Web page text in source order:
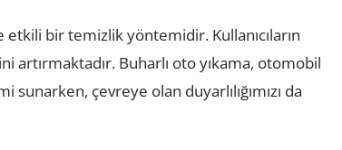
bir temizlik yöntemidir. Kullanıcıların
Buharlı oto yıkama, otomobil
çevreye olan duyarlılığımızı da